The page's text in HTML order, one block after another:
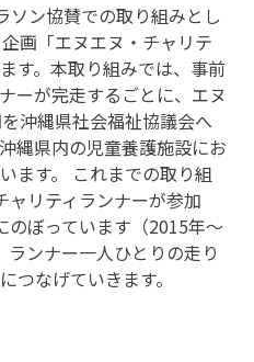
ソン協賛での取り組みとし
画「エヌエヌ・チャリテ
す。本取り組みでは、事前
ーが完走するごとに、エヌ
沖縄県社会福祉協議会へ
縄県内の児童養護施設にお
ます。 これまでの取り組
リティランナーが参加
のぼっています（2015年〜
ンナー一人ひとりの走り
つなげていきます。